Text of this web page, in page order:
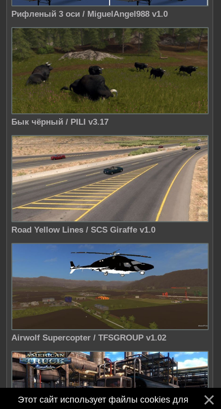
Рифленый 3 оси / MiguelAngel988 v1.0
Бык чёрный / PILI v3.17
Road Yellow Lines / SCS Giraffe v1.0
Airwolf Supercopter / TFSGROUP v1.02
Этот сайт использует файлы cookies для